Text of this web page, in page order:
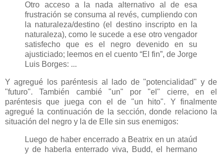
Otro acceso a la nada alternativo al de esa
frustración se consuma al revés, cumpliendo con
la naturaleza/destino (el destino inscripto en la
naturaleza), como le sucede a ese otro vengador
satisfecho que es el negro devenido en su
ajusticiado; leemos en el cuento “El fin”, de Jorge
Luis Borges: ...
Y agregué los paréntesis al lado de "potencialidad" y de
"futuro". También cambié "un" por "el" cierre, en el
paréntesis que juega con el de "un hito". Y finalmente
agregué la continuación de la sección, donde relaciono la
situación del negro y la de Elle sin sus enemigos:
Luego de haber encerrado a Beatrix en un ataúd
y de haberla enterrado viva, Budd, el hermano